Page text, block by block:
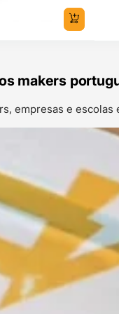
makers
empresas e escolas